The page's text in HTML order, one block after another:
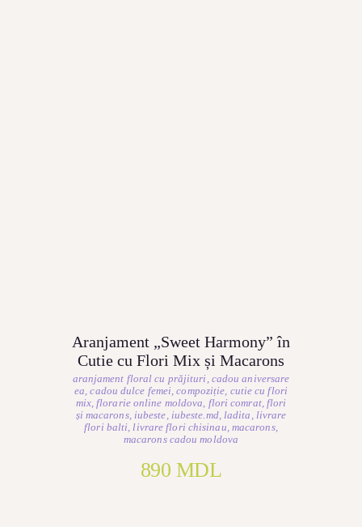
Aranjament „Sweet Harmony” în
Cutie cu Flori Mix și Macarons
aranjament floral cu prăjituri , cadou aniversare
ea,cadou dulce femei,compoziție, cutie cu flori
mix,florarie online moldova, flori comrat, flori
și macarons, iubeste, iubeste.md, ladita , livrare
flori balti,livrare flori chisinau, macarons,
macarons cadou moldova
890 MDL